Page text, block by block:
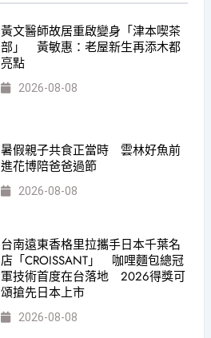
黃文醫師故居重啟變身「津本喫茶
部」 黃敏惠：老屋新生再添木都
亮點
2026-08-08
暑假親子共食正當時 雲林好魚前
進花博陪爸爸過節
2026-08-08
台南遠東香格里拉攜手日本千葉名
店「CROISSANT」 咖哩麵包總冠
軍技術首度在台落地 2026得獎可
頌搶先日本上市
2026-08-08